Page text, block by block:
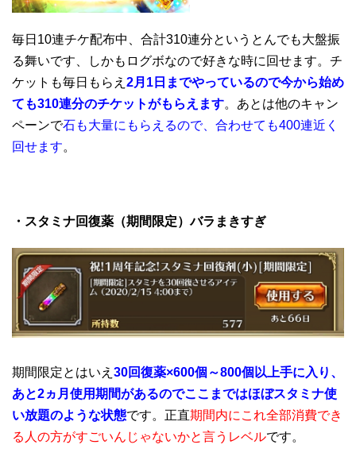
毎日10連チケ配布中、合計310連分というとんでも大盤振
る舞いです、しかもログボなので好きな時に回せます。チ
ケットも毎日もらえ 2月1日までやっているので今から始め
ても310連分のチケットがもらえます。あとは他のキャン
ペーンで石も大量にもらえるので、合わせても400連近く
回せます。
・スタミナ回復薬（期間限定）バラまきすぎ
期間限定とはいえ 30回復薬×600個～800個以上手に入り、
あと2ヵ月使用期間があるのでここまではほぼスタミナ使
い放題のような状態です。正直期間内にこれ全部消費でき
る人の方がすごいんじゃないかと言うレベルです。